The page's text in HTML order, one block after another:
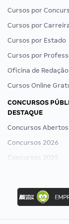
Cursos por
Cursos por
Cursos por Estado
Cursos por
Oficina de Redação
Cursos Online
CONCURSOS
DESTAQUE
Concursos Abertos
Concursos 2026
Concursos 2025
Concurso Ibama
Concurso MPU
Editais publicados